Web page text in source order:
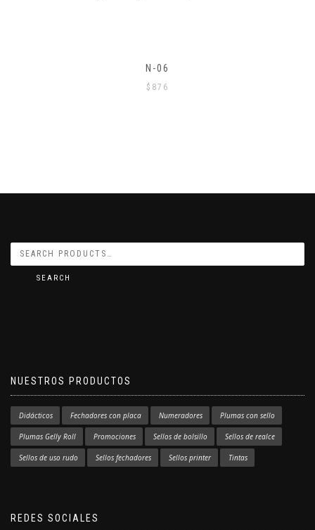
N-06
$ 876
SEARCH
NUESTROS PRODUCTOS
Didácticos Fechadores con placa Numeradores Plumas con sello
Plumas Gelly Roll Promociones Sellos de bolsillo Sellos de realce
Sellos de uso rudo Sellos fechadores Sellos printer Tintas
REDES SOCIALES